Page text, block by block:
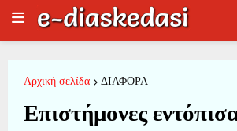
Αρχική σελίδα ΔΙΑΦΟΡΑ
Επιστήμονες